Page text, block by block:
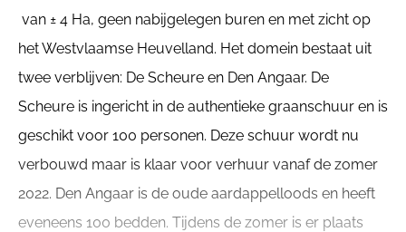
van ± 4 Ha, geen nabijgelegen buren en met zicht op
het Westvlaamse Heuvelland. Het domein bestaat uit
twee verblijven: De Scheure en Den Angaar. De
Scheure is ingericht in de authentieke graanschuur en is
geschikt voor 100 personen. Deze schuur wordt nu
verbouwd maar is klaar voor verhuur vanaf de zomer
2022. Den Angaar is de oude aardappelloods en heeft
eveneens 100 bedden. Tijdens de zomer is er plaats